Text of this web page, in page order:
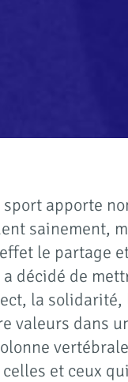
sport apporte
sainement,
le partage
décidé de
la solidarité,
valeurs dans
et ceux qui